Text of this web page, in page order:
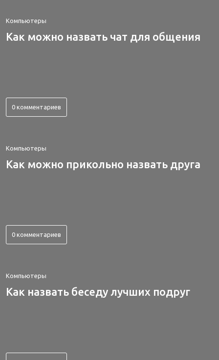
Компьютеры
Как можно назвать чат для общения
0 комментариев
Компьютеры
Как можно прикольно назвать друга
0 комментариев
Компьютеры
Как назвать беседу лучших подруг